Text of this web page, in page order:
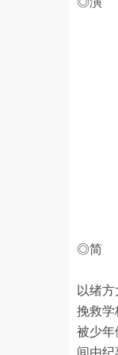
生
宇
三
高
石
中
桐
三
小
平
◎简
赤铜
以绪
挽救学
被少
间由